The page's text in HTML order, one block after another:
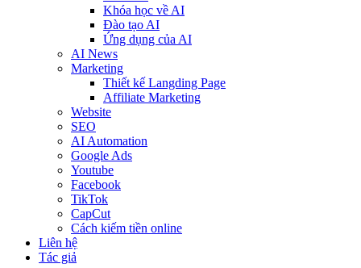
Khóa học về AI
Đào tạo AI
Ứng dụng của AI
AI News
Marketing
Thiết kế Langding Page
Affiliate Marketing
Website
SEO
AI Automation
Google Ads
Youtube
Facebook
TikTok
CapCut
Cách kiếm tiền online
Liên hệ
Tác giả